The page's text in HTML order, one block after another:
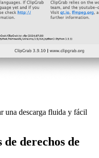
una descarga fluida y fácil
derechos de